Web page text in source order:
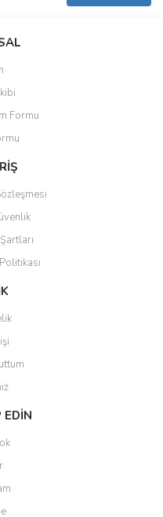
Formu
EDİN